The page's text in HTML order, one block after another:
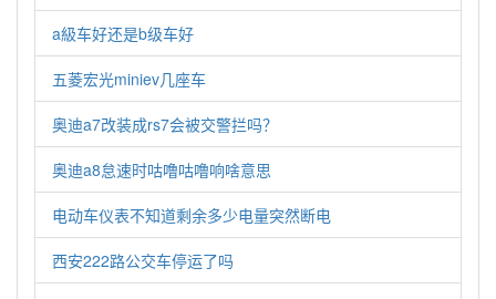
a級车好还是b级车好
五菱宏光miniev几座车
奥迪a7改装成rs7会被交警拦吗？
奥迪a8怠速时咕噜咕噜响啥意思
电动车仪表不知道剩余多少电量突然断电
西安222路公交车停运了吗